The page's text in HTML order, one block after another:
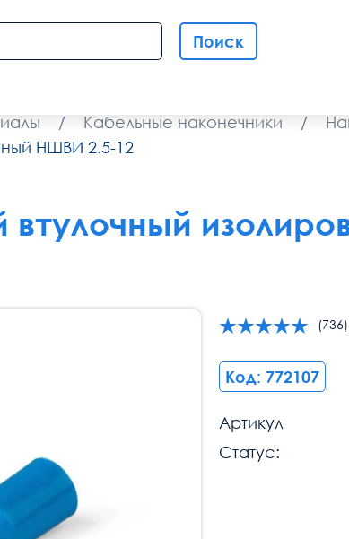
Поиск
/ Кабельные наконечники /
НШВИ 2.5-12
(736)
Код: 772107
Артикул
Статус: